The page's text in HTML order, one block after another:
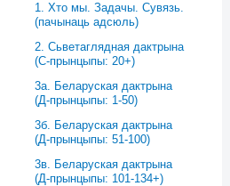
1. Хто мы. Задачы. Сувязь.
(пачынаць адсюль)
2. Сьветаглядная дактрына
(С-прынцыпы: 20+)
3a. Беларуская дактрына
(Д-прынцыпы: 1-50)
3б. Беларуская дактрына
(Д-прынцыпы: 51-100)
3в. Беларуская дактрына
(Д-прынцыпы: 101-134+)